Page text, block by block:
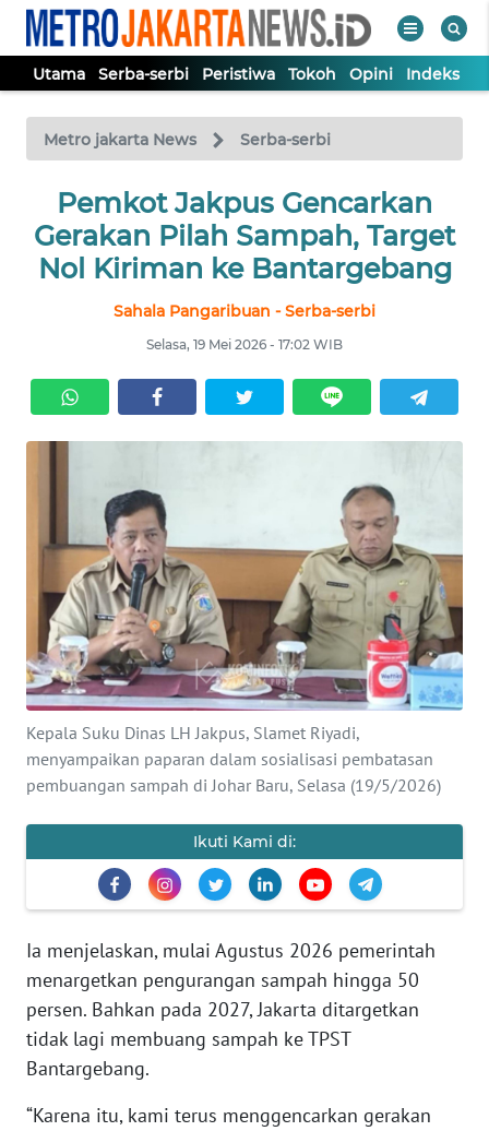
Utama Serba-serbi Peristiwa Tokoh Opini Indeks
Metro jakarta News Serba-serbi
Pemkot Jakpus Gencarkan
Gerakan Pilah Sampah, Target
Nol Kiriman ke Bantargebang
Sahala Pangaribuan - Serba-serbi
Selasa, 19 Mei 2026 - 17:02 WIB
Kepala Suku Dinas LH Jakpus, Slamet Riyadi,
menyampaikan paparan dalam sosialisasi pembatasan
pembuangan sampah di Johar Baru, Selasa (19/5/2026)
Ikuti Kami di:
Ia menjelaskan, mulai Agustus 2026 pemerintah
menargetkan pengurangan sampah hingga 50
persen. Bahkan pada 2027, Jakarta ditargetkan
tidak lagi membuang sampah ke TPST
Bantargebang.
“Karena itu, kami terus menggencarkan gerakan
TV
Tutup
UTAMA
SERBA-
SERBI
TOKOH
INDEKS
BERITA
KONTAK
KAMI
INFO
IKLAN
SIBER
KARIR
DISCLAIMER